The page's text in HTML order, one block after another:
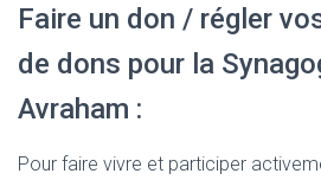
Faire un don / régler
de dons pour la
Avraham :
Pour faire vivre et participer